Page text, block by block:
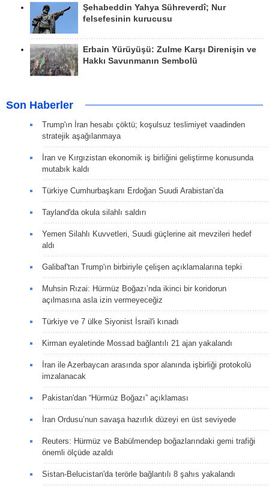
Şehabeddin Yahya Sühreverdî; Nur
felsefesinin kurucusu
Erbain Yürüyüşü: Zulme Karşı Direnişin ve
Hakkı Savunmanın Sembolü
Son Haberler
Trump'ın İran hesabı çöktü; koşulsuz teslimiyet vaadinden
stratejik aşağılanmaya
İran ve Kırgızistan ekonomik iş birliğini geliştirme konusunda
mutabık kaldı
Türkiye Cumhurbaşkanı Erdoğan Suudi Arabistan’da
Tayland'da okula silahlı saldırı
Yemen Silahlı Kuvvetleri, Suudi güçlerine ait mevzileri hedef
aldı
Galibaf'tan Trump'ın birbiriyle çelişen açıklamalarına tepki
Muhsin Rızai: Hürmüz Boğazı’nda ikinci bir koridorun
açılmasına asla izin vermeyeceğiz
Türkiye ve 7 ülke Siyonist İsrail'i kınadı
Kirman eyaletinde Mossad bağlantılı 21 ajan yakalandı
İran ile Azerbaycan arasında spor alanında işbirliği protokolü
imzalanacak
Pakistan'dan “Hürmüz Boğazı” açıklaması
İran Ordusu’nun savaşa hazırlık düzeyi en üst seviyede
Reuters: Hürmüz ve Babülmendep boğazlarındaki gemi trafiği
önemli ölçüde azaldı
Sistan-Belucistan'da terörle bağlantılı 8 şahıs yakalandı